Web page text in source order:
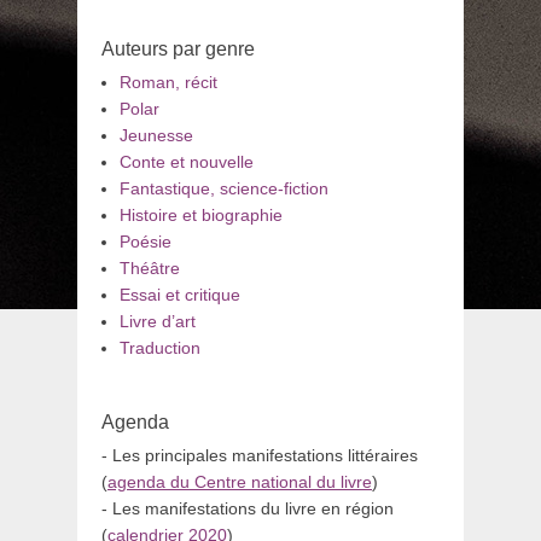
Auteurs par genre
Roman, récit
Polar
Jeunesse
Conte et nouvelle
Fantastique, science-fiction
Histoire et biographie
Poésie
Théâtre
Essai et critique
Livre d’art
Traduction
Agenda
- Les principales manifestations littéraires
(agenda du Centre national du livre)
- Les manifestations du livre en région
(calendrier 2020)